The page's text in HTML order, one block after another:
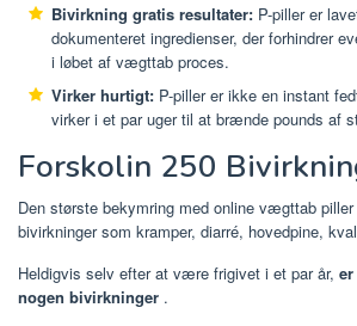
Bivirkning gratis resultater: P-piller er
dokumenteret ingredienser, der forhindrer
i løbet af vægttab proces.
Virker hurtigt: P-piller er ikke en instant
virker i et par uger til at brænde pounds af
Forskolin 250
Den største bekymring med online vægttab
bivirkninger som kramper, diarré, hovedpine,
Heldigvis selv efter at være frigivet i et par år,
nogen bivirkninger .